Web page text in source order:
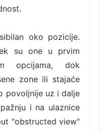
oko pozicije.
su one u prvim
opcijama, dok
zone ili stajaće
povoljnije uz i dalje
i na ulaznice
"obstructed view"